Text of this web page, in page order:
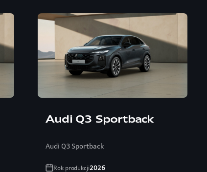
Audi Q3 Sportback
Audi Q3 Sportback
Rok produkcji2026